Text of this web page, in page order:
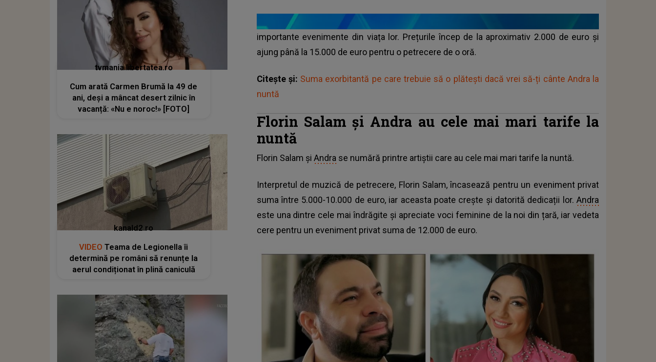
importante evenimente din viața lor. Prețurile încep de la aproximativ 2.000 de euro și
ajung până la 15.000 de euro pentru o petrecere de o oră.
Citește și: Suma exorbitantă pe care trebuie să o plătești dacă vrei să-ți cânte Andra la
nuntă
Florin Salam și Andra au cele mai mari tarife la
nuntă
Florin Salam și Andra se numără printre artiștii care au cele mai mari tarife la nuntă.
Interpretul de muzică de petrecere, Florin Salam, încasează pentru un eveniment privat
suma între 5.000-10.000 de euro, iar aceasta poate crește și datorită dedicații lor. Andra
este una dintre cele mai îndrăgite și apreciate voci feminine de la noi din țară, iar vedeta
cere pentru un eveniment privat suma de 12.000 de euro.
tvmania.libertatea.ro
Cum arată Carmen Brumă la 49 de
ani, deși a mâncat desert zilnic în
vacanță: «Nu e noroc!» [FOTO]
kanald2.ro
VIDEO Teama de Legionella îi
determină pe români să renunțe la
aerul condiționat în plină caniculă